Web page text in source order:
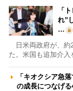
「
れ”
…
日米両政府が、約
た。米国も追加介
「キオクシア急
の成長につなげ